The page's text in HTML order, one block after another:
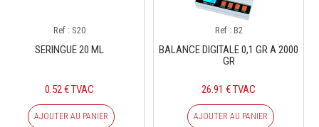
Ref : S20
SERINGUE 20 ML
0.52 € TVAC
AJOUTER AU PANIER
Ref : B2
BALANCE DIGITALE 0,1 GR A 2000
GR
26.91 € TVAC
AJOUTER AU PANIER